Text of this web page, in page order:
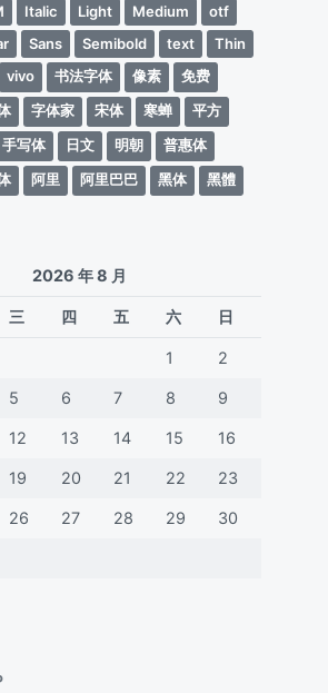
Italic Light Medium
otf
Sans Semibold text
Thin
vivo 书法字体 像素
免费
字体家 宋体 寒蝉
平方
手写体 日文 明朝
普惠体
阿里 阿里巴巴 黑体 黑體
2026 年 8 月
三 四 五 六 日
1 2
5 6 7 8 9
12 13 14 15 16
19 20 21 22 23
26 27 28 29 30